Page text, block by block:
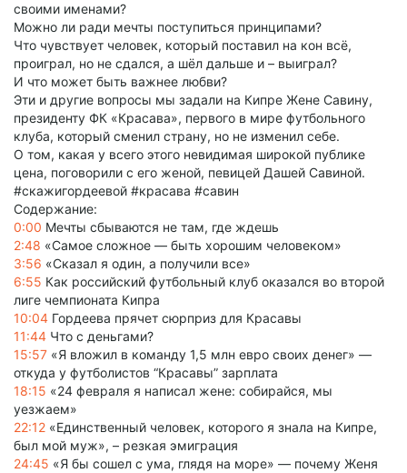
своими именами?
Можно ли ради мечты поступиться принципами?
Что чувствует человек, который поставил на кон всё,
проиграл, но не сдался, а шёл дальше и – выиграл?
И что может быть важнее любви?
Эти и другие вопросы мы задали на Кипре Жене Савину,
президенту ФК «Красава», первого в мире футбольного
клуба, который сменил страну, но не изменил себе.
О том, какая у всего этого невидимая широкой публике
цена, поговорили с его женой, певицей Дашей Савиной.
#скажигордеевой #красава #савин
Содержание:
0:00 Мечты сбываются не там, где ждешь
2:48 «Самое сложное — быть хорошим человеком»
3:56 «Сказал я один, а получили все»
6:55 Как российский футбольный клуб оказался во второй
лиге чемпионата Кипра
10:04 Гордеева прячет сюрприз для Красавы
11:44 Что с деньгами?
15:57 «Я вложил в команду 1,5 млн евро своих денег» —
откуда у футболистов “Красавы” зарплата
18:15 «24 февраля я написал жене: собирайся, мы
уезжаем»
22:12 «Единственный человек, которого я знала на Кипре,
был мой муж», – резкая эмиграция
24:45 «Я бы сошел с ума, глядя на море» — почему Женя